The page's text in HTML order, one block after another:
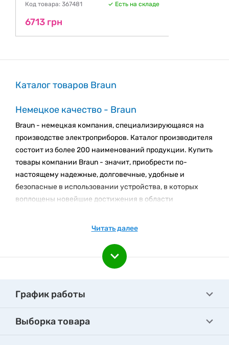
Код товара: 367481 Есть на складе
6713 грн
Каталог товаров Braun
Немецкое качество - Braun
Braun - немецкая компания, специализирующаяся на
производстве электроприборов. Каталог производителя
состоит из более 200 наименований продукции. Купить
товары компании Braun - значит, приобрести по-
настоящему надежные, долговечные, удобные и
безопасные в использовании устройства, в которых
воплощены новейшие достижения в области
Кухонная техника бренда
Современную кухню невозможно представить без
электрочайников, блендеров, миксеров, пароварок,
соковыжималки Braun
Читать далее
График работы
Выборка товара